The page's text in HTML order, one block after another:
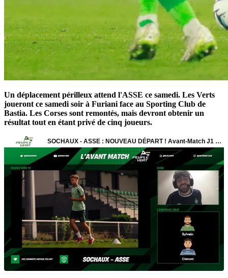
Un déplacement périlleux attend l'ASSE ce samedi. Les Verts
joueront ce samedi soir à Furiani face au Sporting Club de
Bastia. Les Corses sont remontés, mais devront obtenir un
résultat tout en étant privé de cinq joueurs.